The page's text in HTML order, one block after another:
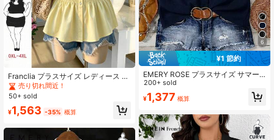
Franclia プラスサイズ レディース エ
レガントな無地ウエストシェイピン
グ春夏ブラウス
売り切れ間近！
50+ sold
¥1,563 -35% 概算
6
¥1 節約
EMERY ROSE プラスサイズ サマー
カジュアル 無地 前ボタン ラッフル
ヘム ブラウス
200+ sold
¥1,377 概算